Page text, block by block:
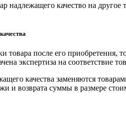
надлежащего качество на
товара после его приобретения,
экспертиза на
качества заменяются
и возврата суммы в размере